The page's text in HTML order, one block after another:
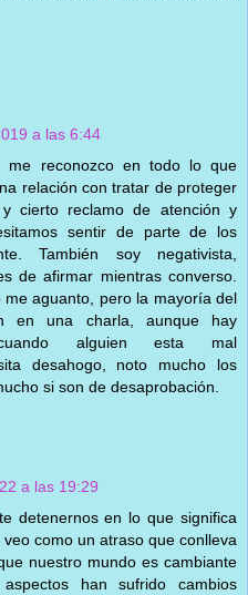
a las 6:44
me reconozco en todo lo que
relación con tratar de proteger
cierto reclamo de atención y
sentir de parte de los
También soy negativista,
de afirmar mientras converso.
aguanto, pero la mayoría del
en una charla, aunque hay
alguien esta mal
desahogo, noto mucho los
si son de desaprobación.
a las 19:29
detenernos en lo que significa
como un atraso que conlleva
nuestro mundo es cambiante
han sufrido cambios